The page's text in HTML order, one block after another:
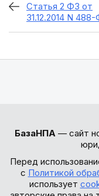
Статья 2 ФЗ от
31.12.2014 N
БазаНПА — сайт
Перед
с Политикой
использует